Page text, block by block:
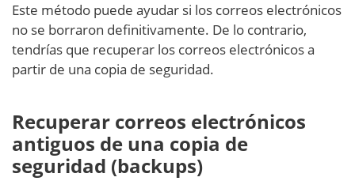
Este método puede ayudar si los correos electrónicos
no se borraron definitivamente. De lo contrario,
tendrías que recuperar los correos electrónicos a
partir de una copia de seguridad.
Recuperar correos electrónicos
antiguos de una copia de
seguridad (backups)